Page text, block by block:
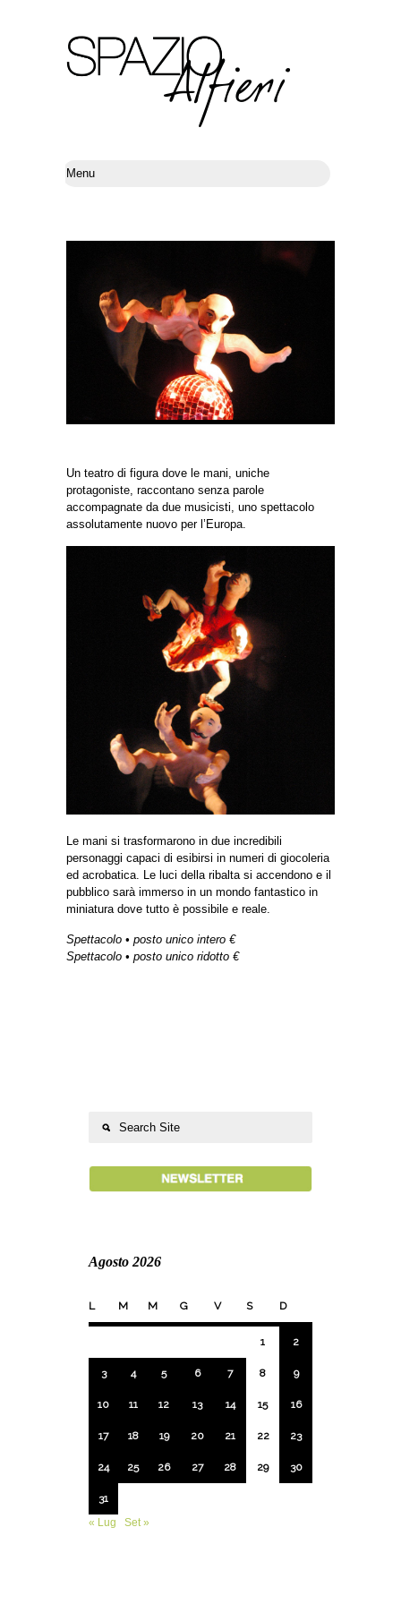
Un teatro di figura dove le mani, uniche
protagoniste, raccontano senza parole
accompagnate da due musicisti, uno spettacolo
assolutamente nuovo per l’Europa.
Le mani si trasformarono in due incredibili
personaggi capaci di esibirsi in numeri di giocoleria
ed acrobatica. Le luci della ribalta si accendono e il
pubblico sarà immerso in un mondo fantastico in
miniatura dove tutto è possibile e reale.
Spettacolo • posto unico intero €
Spettacolo • posto unico ridotto €
Agosto 2026
L M M G V S D
1 2
3 4 5 6 7 8 9
10 11 12 13 14 15 16
17 18 19 20 21 22 23
24 25 26 27 28 29 30
31
« Lug
Set »